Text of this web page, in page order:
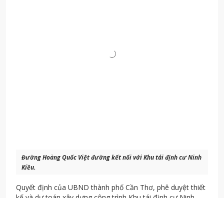
Đường Hoàng Quốc Việt đường kết nối với Khu tái định cư Ninh
Kiều.
Quyết định của UBND thành phố Cần Thơ, phê duyệt thiết